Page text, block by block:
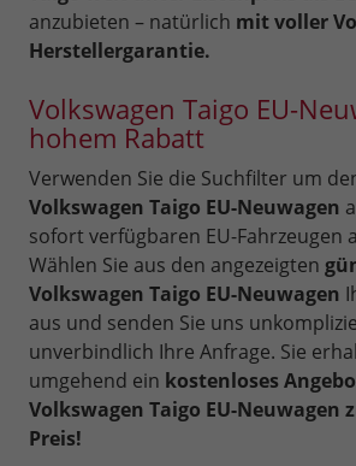
anzubieten – natürlich mit voller
Herstellergarantie.
Volkswagen Taigo EU-
hohem Rabatt
Verwenden Sie die Suchfilter um
Volkswagen Taigo EU-Neuwagen
sofort verfügbaren EU-Fahrzeugen
Wählen Sie aus den angezeigten
Volkswagen Taigo EU-Neuwagen
aus und senden Sie uns
unverbindlich Ihre Anfrage. Sie
umgehend ein kostenloses
Volkswagen Taigo EU-Neuwagen
Preis!